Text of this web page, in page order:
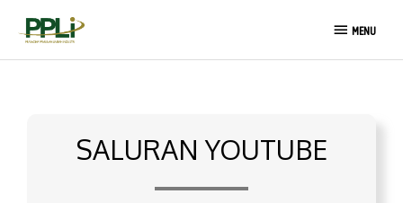
MENU
MENU
SALURAN YOUTUBE